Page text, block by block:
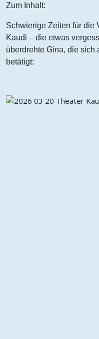
Zum Inhalt:
Schwierige Zeiten für die
Kaudi – die etwas
überdrehte Gina, die sich
betätigt: